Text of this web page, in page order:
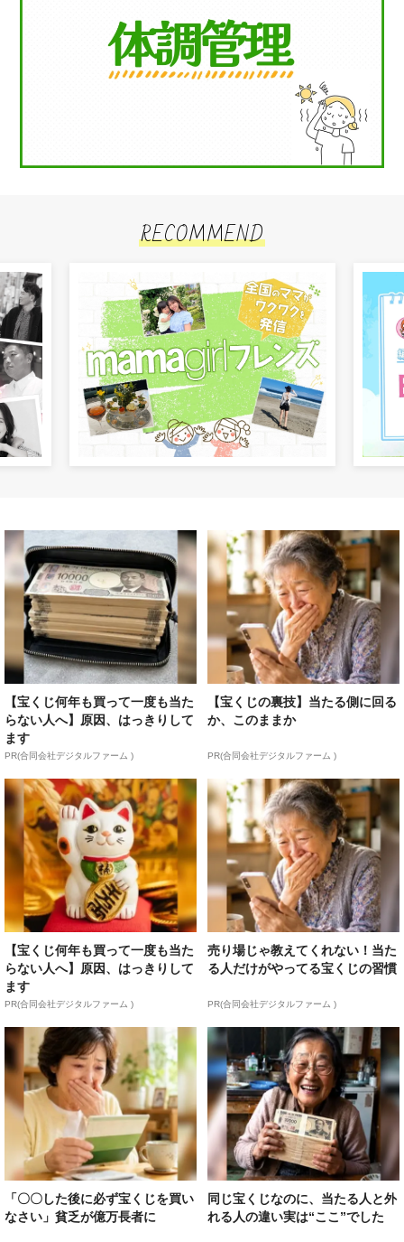
RECOMMEND
【宝くじ何年も買って一度も当た
らない人へ】原因、はっきりして
ます
PR(合同会社デジタルファーム )
【宝くじの裏技】当たる側に回る
か、このままか
PR(合同会社デジタルファーム )
【宝くじ何年も買って一度も当た
らない人へ】原因、はっきりして
ます
PR(合同会社デジタルファーム )
売り場じゃ教えてくれない！当た
る人だけがやってる宝くじの習慣
PR(合同会社デジタルファーム )
「〇〇した後に必ず宝くじを買い
なさい」貧乏が億万長者に
同じ宝くじなのに、当たる人と外
れる人の違い実は“ここ”でした